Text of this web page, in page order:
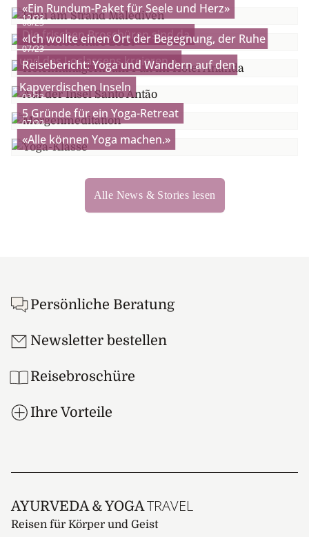
«Ein Rundum-Paket für Seele und Herz»
12/23
Die frischen Broschüren sind da
08/23
«Ich wollte einen Ort der Begegnung, der Ruhe
und des Loslassens kreieren.»
07/23
Reisebericht: Yoga und Wandern auf den
Kapverdischen Inseln
03/23
5 Gründe für ein Yoga-Retreat
07/22
«Alle können Yoga machen.»
Alle News & Stories lesen
Persönliche Beratung
Newsletter bestellen
Reisebroschüre
Ihre Vorteile
AYURVEDA & YOGATRAVEL
Reisen für Körper und Geist